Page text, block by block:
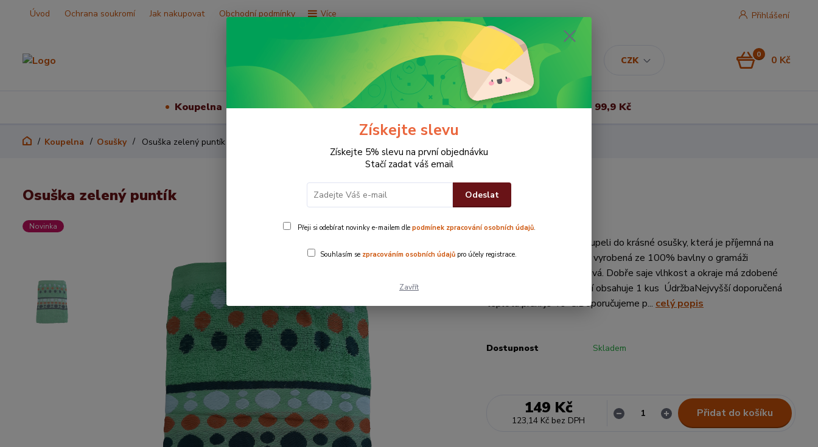
Úvod Ochrana soukromí Jak nakupovat Obchodní podmínky Více
CZK
Přihlášení
0 0 Kč
Koupelna Vše za 9,9 Kč Vše za 29,9 Kč Vše za 79,9 Kč Vše za 99,9 Kč
Koupelna Osušky Osuška zelený puntík
Osuška zelený puntík
Novinka
OsuškaZahalte se po koupeli do krásné osušky, která je příjemná na
dotek.MateriálOsuška je vyrobená ze 100% bavlny o gramáži
400g/m2.Je jemná a hřejivá. Dobře saje vlhkost a okraje má zdobené
okrasnou bordurou.Balení obsahuje 1 kus ÚdržbaNejvyšší doporučená
teplota praní je 40°C.Doporučujeme p... celý popis
Dostupnost Skladem
149 Kč
123,14 Kč bez DPH
Přidat do košíku
Získejte slevu
Získejte 5% slevu na první objednávku
Stačí zadat váš email
Odeslat
Přeji si odebírat novinky e-mailem dle podmínek zpracování osobních údajů.
Souhlasím se zpracováním osobních údajů pro účely registrace.
Zavřít